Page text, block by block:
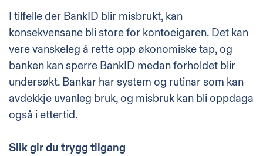
I tilfelle der BankID blir misbrukt, kan
konsekvensane bli store for kontoeigaren. Det kan
vere vanskeleg å rette opp økonomiske tap, og
banken kan sperre BankID medan forholdet blir
undersøkt. Bankar har system og rutinar som kan
avdekkje uvanleg bruk, og misbruk kan bli oppdaga
også i ettertid.
Slik gir du trygg tilgang